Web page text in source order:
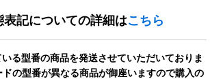
記についての詳細はこちら
る型番の商品を発送させていただいておりま
の型番が異なる商品が御座いますので購入の